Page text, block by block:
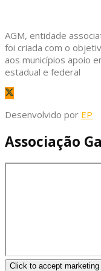
AGM, entidade
foi criada com o
aos municípios apoio
estadual e federal
Desenvolvido por EP
Associação
Click to accept